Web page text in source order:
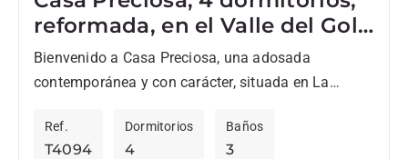
reformada, en el Valle del Golf
de Nueva Andalucia
Bienvenido a Casa Preciosa, una adosada
contemporánea y con carácter, situada en La
Valle del Golf de Nueva...
T4094
Ref.
4
Dormitorios
3
Baños